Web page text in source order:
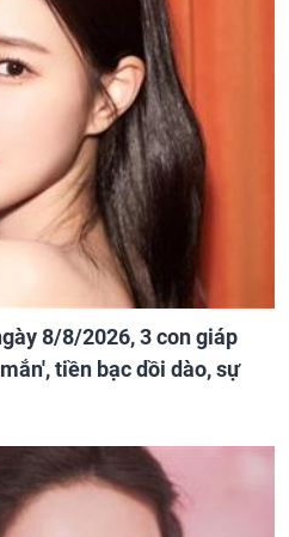
8/8/2026, 3 con giáp
tiền bạc dồi dào, sự